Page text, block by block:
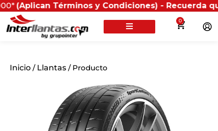
Términos y Condiciones) - Recuerda que si
0
Inicio / Llantas / Producto